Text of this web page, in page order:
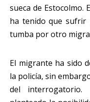
sueca de Estocolmo.
ha tenido que sufrir
tumba por otro
El migrante ha sido
la policía, sin
del